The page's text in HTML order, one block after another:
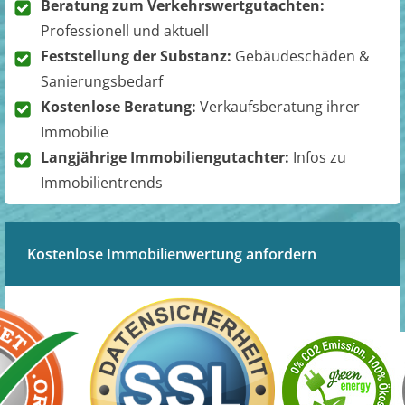
Beratung zum Verkehrswertgutachten:
Professionell und aktuell
Feststellung der Substanz: Gebäudeschäden &
Sanierungsbedarf
Kostenlose Beratung: Verkaufsberatung ihrer
Immobilie
Langjährige Immobiliengutachter: Infos zu
Immobilientrends
Kostenlose Immobilienwertung anfordern